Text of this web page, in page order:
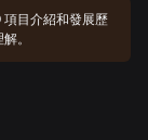
項目介紹和發展歷
。